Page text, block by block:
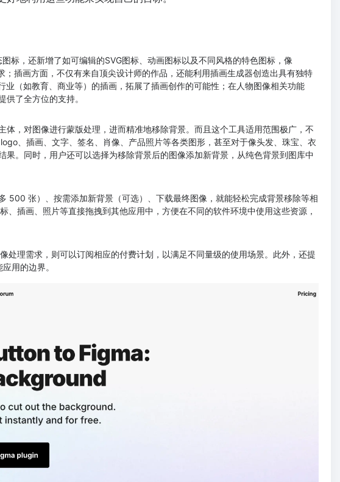
标，还新增了如可编辑的SVG图标、动画图标以及不同风格的特色图标，像
插画方面，不仅有来自顶尖设计师的作品，还能利用插画生成器创造出具有独特
（如教育、商业等）的插画，拓展了插画创作的可能性；在人物图像相关功能
了全方位的支持。
，对图像进行蒙版处理，进而精准地移除背景。而且这个工具适用范围极广，不
、插画、文字、签名、肖像、产品照片等各类图形，甚至对于像头发、珠宝、衣
。同时，用户还可以选择为移除背景后的图像添加新背景，从纯色背景到图库中
500 张）、按需添加新背景（可选）、下载最终图像，就能轻松完成背景移除等相
插画、照片等直接拖拽到其他应用中，方便在不同的软件环境中使用这些资源，
理需求，则可以订阅相应的付费计划，以满足不同量级的使用场景。此外，还提
用的边界。